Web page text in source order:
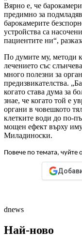
Вярно е, че
предимно за
барокамерите
устройства са
пациентите ни“,
По думите му, методи
лечението със
много полезни за
предизвикателства.
когато става дума за
знае, че когато той е
органи в човешкото
клетките води до по-
мощен ефект върху
Миладиноски.
Повече по темата, чуйте
dnews
Най-ново